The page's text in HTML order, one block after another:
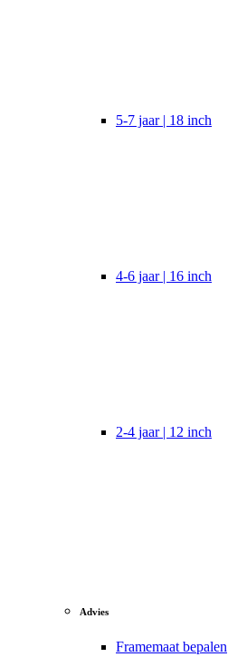
5-7 jaar | 18 inch
4-6 jaar | 16 inch
2-4 jaar | 12 inch
Advies
Framemaat bepalen